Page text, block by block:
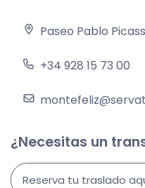
Paseo Pablo
+34 928 15 73 00
¿Necesitas un
Reserva tu traslado